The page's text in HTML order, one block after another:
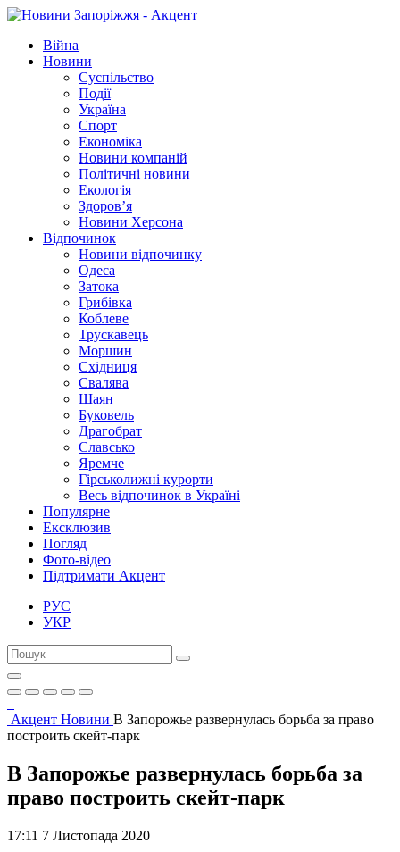
Війна
Новини
Суспільство
Події
Україна
Спорт
Економіка
Новини компаній
Політичні новини
Екологія
Здоров’я
Новини Херсона
Відпочинок
Новини відпочинку
Одеса
Затока
Грибівка
Коблеве
Трускавець
Моршин
Східниця
Свалява
Шаян
Буковель
Драгобрат
Славсько
Яремче
Гірськолижні курорти
Весь відпочинок в Україні
Популярне
Ексклюзив
Погляд
Фото-відео
Підтримати Акцент
РУС
УКР
Акцент Новини В Запорожье развернулась борьба за право
построить скейт-парк
В Запорожье развернулась борьба за
право построить скейт-парк
17:11 7 Листопада 2020